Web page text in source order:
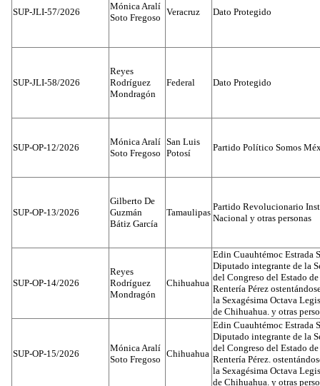
SUP-JLI-57/2026
Mónica Aralí
Soto Fregoso
Veracruz Dato Protegido
SUP-JLI-58/2026
Reyes
Rodríguez
Mondragón
Federal Dato Protegido
SUP-OP-12/2026
Mónica Aralí
Soto Fregoso
San Luis
Potosí
Partido Político Somos
SUP-OP-13/2026
Gilberto De
Guzmán
Bátiz García
Tamaulipas
Partido Revolucionario
Nacional y otras personas
SUP-OP-14/2026
Reyes
Rodríguez
Mondragón
Chihuahua
Edin Cuauhtémoc Estrada
Diputado integrante de la
del Congreso del Estado
Rentería Pérez
la Sexagésima Octava
de Chihuahua. y otras
SUP-OP-15/2026
Mónica Aralí
Soto Fregoso
Chihuahua
Edin Cuauhtémoc Estrada
Diputado integrante de la
del Congreso del Estado
Rentería Pérez.
la Sexagésima Octava
de Chihuahua. y otras